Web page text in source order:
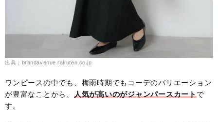
出典：brandavenue.rakuten.co.jp
ワンピースの中でも、梅雨時期でもコーデのバリエーション
が豊富なことから、 人気が高いのがジャンパースカートで
す。